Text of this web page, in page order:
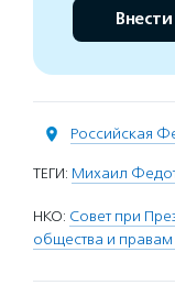
Российская
ТЕГИ: Михаил
НКО: Совет при
общества и